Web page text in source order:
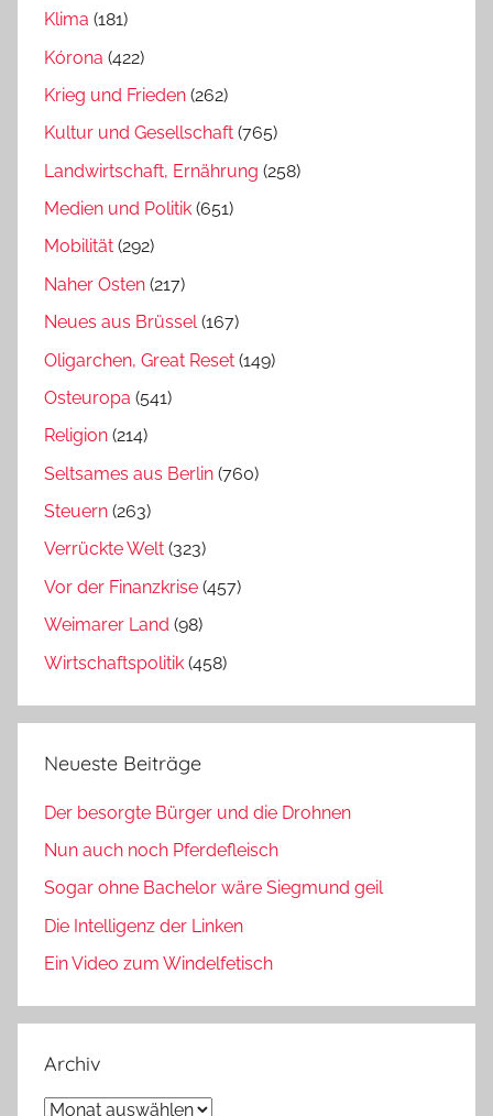
Klima (181)
Kórona (422)
Krieg und Frieden (262)
Kultur und Gesellschaft (765)
Landwirtschaft, Ernährung (258)
Medien und Politik (651)
Mobilität (292)
Naher Osten (217)
Neues aus Brüssel(167)
Oligarchen, Great Reset (149)
Osteuropa (541)
Religion (214)
Seltsames aus Berlin (760)
Steuern (263)
Verrückte Welt (323)
Vor der Finanzkrise (457)
Weimarer Land (98)
Wirtschaftspolitik (458)
Neueste Beiträge
Der besorgte Bürger und die Drohnen
Nun auch noch Pferdefleisch
Sogar ohne Bachelor wäre Siegmund geil
Die Intelligenz der Linken
Ein Video zum Windelfetisch
Archiv
Archiv